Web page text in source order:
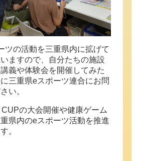
ツの活動を三重県内に拡げて
ますので、自分たちの施設
義や体験会を開催してみた
三重県eスポーツ連合にお問
い。
の大会開催や健康ゲーム
県内のeスポーツ活動を推進
。